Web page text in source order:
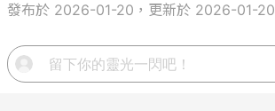
發布於 2026-01-20，更新於 2026-01-20